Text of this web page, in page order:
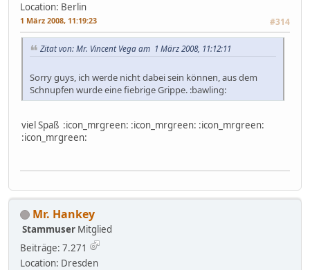
Location: Berlin
1 März 2008, 11:19:23 #314
Zitat von: Mr. Vincent Vega am 1 März 2008, 11:12:11
Sorry guys, ich werde nicht dabei sein können, aus dem
Schnupfen wurde eine fiebrige Grippe. :bawling:
viel Spaß :icon_mrgreen: :icon_mrgreen: :icon_mrgreen:
:icon_mrgreen:
Mr. Hankey
Stammuser Mitglied
Beiträge: 7.271
Location: Dresden